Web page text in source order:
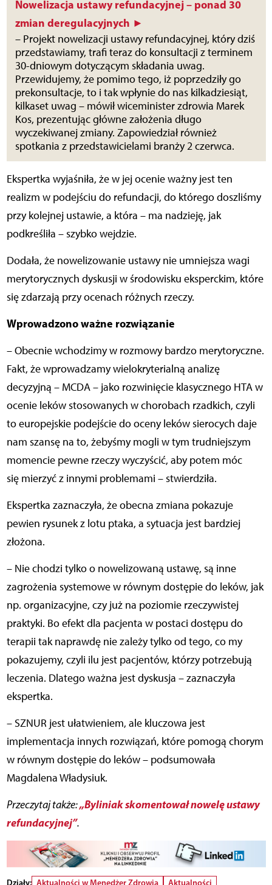
Nowelizacja ustawy refundacyjnej – ponad 30
zmian deregulacyjnych ►
– Projekt nowelizacji ustawy refundacyjnej, który dziś
przedstawiamy, trafi teraz do konsultacji z terminem
30-dniowym dotyczącym składania uwag.
Przewidujemy, że pomimo tego, iż poprzedziły go
prekonsultacje, to i tak wpłynie do nas kilkadziesiąt,
kilkaset uwag – mówił wiceminister zdrowia Marek
Kos, prezentując główne założenia długo
wyczekiwanej zmiany. Zapowiedział również
spotkania z przedstawicielami branży 2 czerwca.
Ekspertka wyjaśniła, że w jej ocenie ważny jest ten
realizm w podejściu do refundacji, do którego doszliśmy
przy kolejnej ustawie, a która – ma nadzieję, jak
podkreśliła – szybko wejdzie.
Dodała, że nowelizowanie ustawy nie umniejsza wagi
merytorycznych dyskusji w środowisku eksperckim, które
się zdarzają przy ocenach różnych rzeczy.
Wprowadzono ważne rozwiązanie
– Obecnie wchodzimy w rozmowy bardzo merytoryczne.
Fakt, że wprowadzamy wielokryterialną analizę
decyzyjną – MCDA – jako rozwinięcie klasycznego HTA w
ocenie leków stosowanych w chorobach rzadkich, czyli
to europejskie podejście do oceny leków sierocych daje
nam szansę na to, żebyśmy mogli w tym trudniejszym
momencie pewne rzeczy wyczyścić, aby potem móc
się mierzyć z innymi problemami – stwierdziła.
Ekspertka zaznaczyła, że obecna zmiana pokazuje
pewien rysunek z lotu ptaka, a sytuacja jest bardziej
złożona.
– Nie chodzi tylko o nowelizowaną ustawę, są inne
zagrożenia systemowe w równym dostępie do leków, jak
np. organizacyjne, czy już na poziomie rzeczywistej
praktyki. Bo efekt dla pacjenta w postaci dostępu do
terapii tak naprawdę nie zależy tylko od tego, co my
pokazujemy, czyli ilu jest pacjentów, którzy potrzebują
leczenia. Dlatego ważna jest dyskusja – zaznaczyła
ekspertka.
– SZNUR jest ułatwieniem, ale kluczowa jest
implementacja innych rozwiązań, które pomogą chorym
w równym dostępie do leków – podsumowała
Magdalena Władysiuk.
Przeczytaj także:„Byliniak skomentował nowelę ustawy
refundacyjnej”.
Działy: Aktualności w Menedżer Zdrowia Aktualności